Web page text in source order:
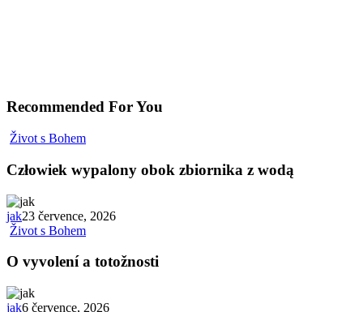
Recommended For You
Život s Bohem
Człowiek wypalony obok zbiornika z wodą
jak23 července, 2026
Život s Bohem
O vyvolení a totožnosti
jak6 července, 2026